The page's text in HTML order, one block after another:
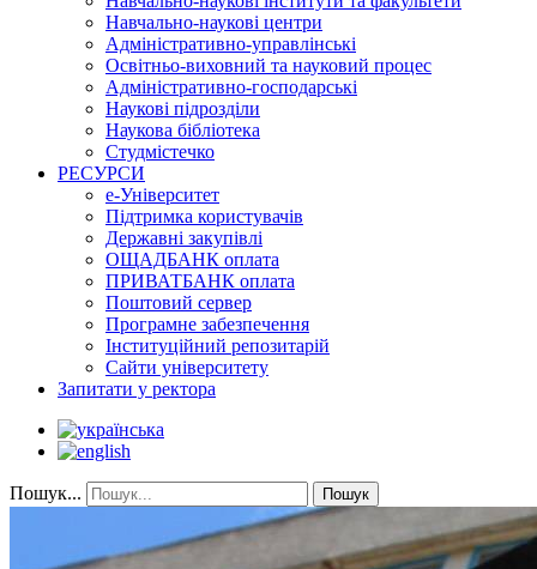
Навчально-наукові центри
Адміністративно-управлінські
Освітньо-виховний та науковий процес
Адміністративно-господарські
Наукові підрозділи
Наукова бібліотека
Студмістечко
РЕСУРСИ
е-Університет
Підтримка користувачів
Державні закупівлі
ОЩАДБАНК оплата
ПРИВАТБАНК оплата
Поштовий сервер
Програмне забезпечення
Інституційний репозитарій
Сайти університету
Запитати у ректора
Пошук... Пошук